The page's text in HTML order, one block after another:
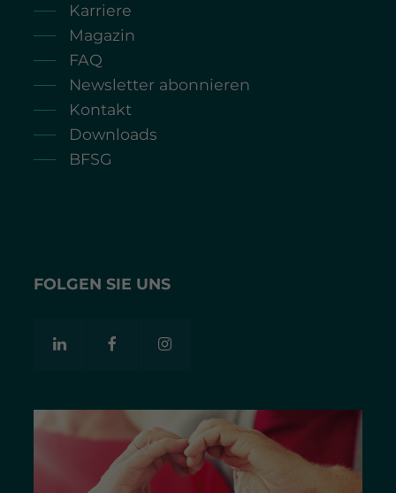
Karriere
Magazin
FAQ
Newsletter abonnieren
Kontakt
Downloads
BFSG
FOLGEN SIE UNS
UNSERE PARTNER